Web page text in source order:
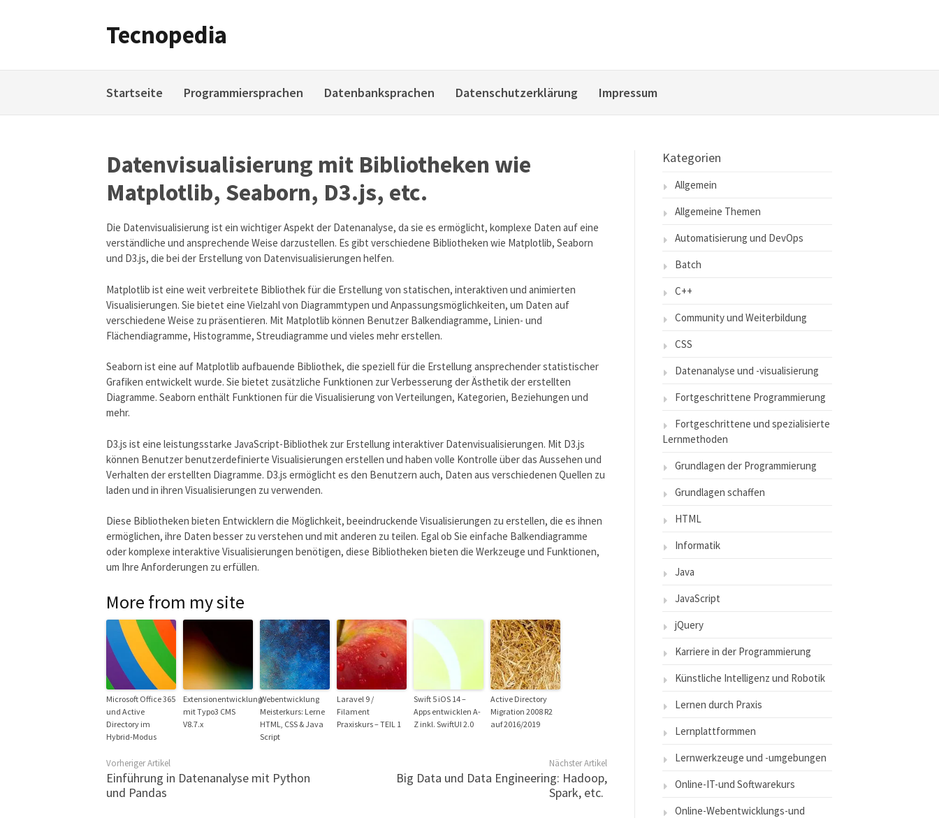
Tecnopedia
Startseite Programmiersprachen Datenbanksprachen Datenschutzerklärung Impressum
Datenvisualisierung mit Bibliotheken wie
Matplotlib, Seaborn, D3.js, etc.
Die Datenvisualisierung ist ein wichtiger Aspekt der Datenanalyse, da sie es ermöglicht, komplexe Daten auf eine
verständliche und ansprechende Weise darzustellen. Es gibt verschiedene Bibliotheken wie Matplotlib, Seaborn
und D3.js, die bei der Erstellung von Datenvisualisierungen helfen.
Matplotlib ist eine weit verbreitete Bibliothek für die Erstellung von statischen, interaktiven und animierten
Visualisierungen. Sie bietet eine Vielzahl von Diagrammtypen und Anpassungsmöglichkeiten, um Daten auf
verschiedene Weise zu präsentieren. Mit Matplotlib können Benutzer Balkendiagramme, Linien- und
Flächendiagramme, Histogramme, Streudiagramme und vieles mehr erstellen.
Seaborn ist eine auf Matplotlib aufbauende Bibliothek, die speziell für die Erstellung ansprechender statistischer
Grafiken entwickelt wurde. Sie bietet zusätzliche Funktionen zur Verbesserung der Ästhetik der erstellten
Diagramme. Seaborn enthält Funktionen für die Visualisierung von Verteilungen, Kategorien, Beziehungen und
mehr.
D3.js ist eine leistungsstarke JavaScript-Bibliothek zur Erstellung interaktiver Datenvisualisierungen. Mit D3.js
können Benutzer benutzerdefinierte Visualisierungen erstellen und haben volle Kontrolle über das Aussehen und
Verhalten der erstellten Diagramme. D3.js ermöglicht es den Benutzern auch, Daten aus verschiedenen Quellen zu
laden und in ihren Visualisierungen zu verwenden.
Diese Bibliotheken bieten Entwicklern die Möglichkeit, beeindruckende Visualisierungen zu erstellen, die es ihnen
ermöglichen, ihre Daten besser zu verstehen und mit anderen zu teilen. Egal ob Sie einfache Balkendiagramme
oder komplexe interaktive Visualisierungen benötigen, diese Bibliotheken bieten die Werkzeuge und Funktionen,
um Ihre Anforderungen zu erfüllen.
More from my site
Microsoft Office 365
und Active
Directory im
Hybrid-Modus
Extensionentwicklung
mit Typo3 CMS
V8.7.x
Webentwicklung
Meisterkurs: Lerne
HTML, CSS & Java
Script
Laravel 9 /
Filament
Praxiskurs – TEIL 1
Swift 5 iOS 14 –
Apps entwicklen A-
Z inkl. SwiftUI 2.0
Active Directory
Migration 2008 R2
auf 2016/2019
Vorheriger Artikel
Einführung in Datenanalyse mit Python
und Pandas
Nächster Artikel
Big Data und Data Engineering: Hadoop,
Spark, etc.
Kategorien
Allgemein
Allgemeine Themen
Automatisierung und DevOps
Batch
C++
Community und Weiterbildung
CSS
Datenanalyse und -visualisierung
Fortgeschrittene Programmierung
Fortgeschrittene und spezialisierte
Lernmethoden
Grundlagen der Programmierung
Grundlagen schaffen
HTML
Informatik
Java
JavaScript
jQuery
Karriere in der Programmierung
Künstliche Intelligenz und Robotik
Lernen durch Praxis
Lernplattformmen
Lernwerkzeuge und -umgebungen
Online-IT-und Softwarekurs
Online-Webentwicklungs-und